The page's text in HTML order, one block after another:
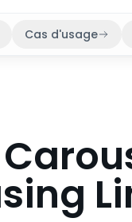
Cas d'usage